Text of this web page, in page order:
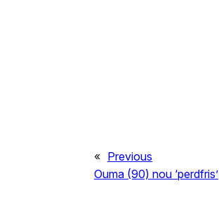
« Previous
Ouma (90) nou ‘perdfris’